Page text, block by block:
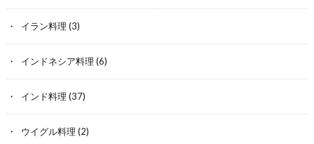
イラン料理 (3)
インドネシア料理 (6)
インド料理 (37)
ウイグル料理 (2)